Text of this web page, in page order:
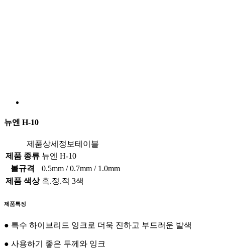
뉴엔 H-10
제품상세정보테이블
제품 종류 뉴엔 H-10
볼규격
0.5mm / 0.7mm / 1.0mm
제품 색상 흑.정.적 3색
제품특징
● 특수 하이브리드 잉크로 더욱 진하고 부드러운 발색
● 사용하기 좋은 두께와 잉크